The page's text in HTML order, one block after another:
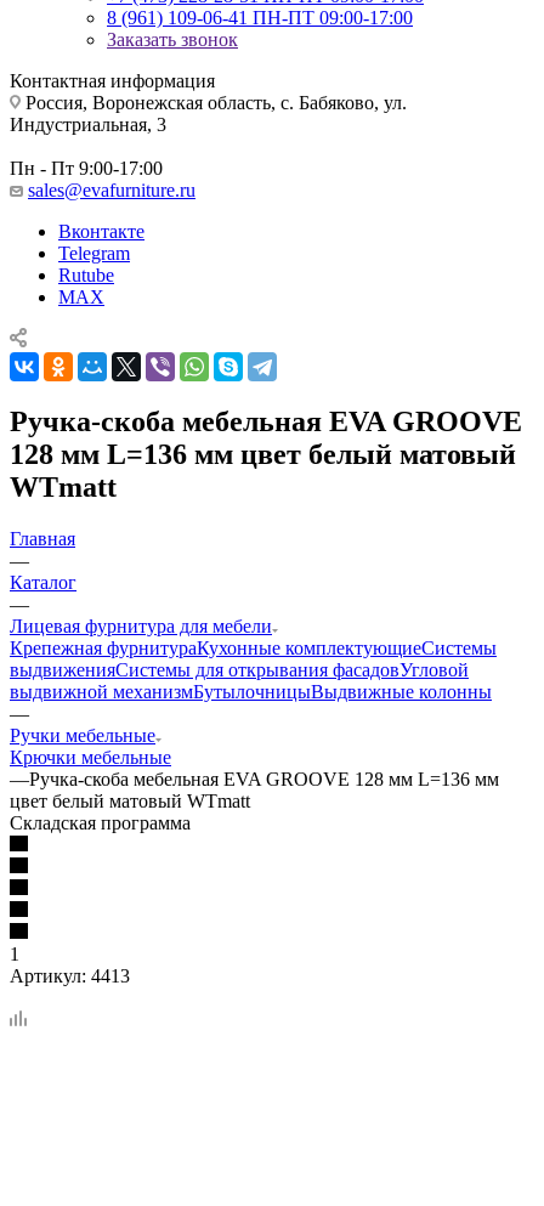
8 (961) 109-06-41 ПН-ПТ 09:00-17:00
Заказать звонок
Контактная информация
Россия, Воронежская область, с. Бабяково, ул.
Индустриальная, 3
Пн - Пт 9:00-17:00
sales@evafurniture.ru
Вконтакте
Telegram
Rutube
MAX
Ручка-скоба мебельная EVA GROOVE
128 мм L=136 мм цвет белый матовый
WTmatt
Главная
—
Каталог
—
Лицевая фурнитура для мебели
Крепежная фурнитураКухонные комплектующиеСистемы
выдвиженияСистемы для открывания фасадовУгловой
выдвижной механизмБутылочницыВыдвижные колонны
—
Ручки мебельные
Крючки мебельные
—Ручка-скоба мебельная EVA GROOVE 128 мм L=136 мм
цвет белый матовый WTmatt
Складская программа
1
Артикул: 4413